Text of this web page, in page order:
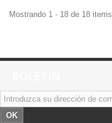
Mostrando 1 - 18 de 18 items
OK